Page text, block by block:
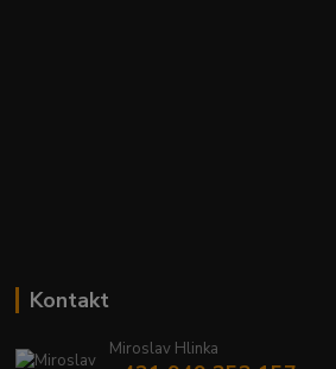
Kontakt
Miroslav Hlinka